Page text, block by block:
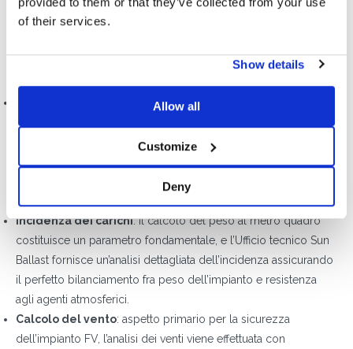
of their services.
Show details
Allow all
Customize
Deny
forniti dal cliente e del quadro normativodi riferimento, e
include alcuni calcoli fondamentali per una corretta
: il disegno condiviso nella relazione è
realizzato tenendo conto di tutte le specifiche caratteristiche
della copertura, della posizione geografica dell’edificio, della
tipologia di pannello e della struttura selezionata, e rende sia
le fasi di progetto che di installazione molto più semplici e
Incidenza dei carichi: il calcolo del peso al metro quadro
costituisce un parametro fondamentale, e l’Ufficio tecnico Sun
Ballast fornisce un’analisi dettagliata dell’incidenza assicurando
il perfetto bilanciamento fra peso dell’impianto e resistenza
agli agenti atmosferici.
Calcolo del vento: aspetto primario per la sicurezza
dell’impianto FV, l’analisi dei venti viene effettuata con